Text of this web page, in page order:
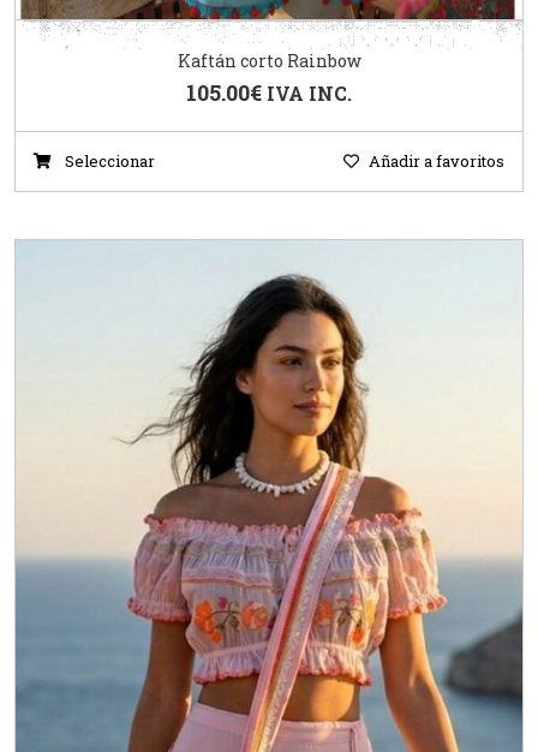
Kaftán corto Rainbow
105.00€ IVA INC.
Seleccionar Añadir a favoritos